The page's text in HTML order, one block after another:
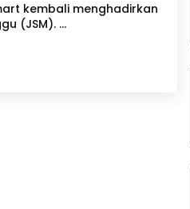
kembali menghadirkan
(JSM). ...